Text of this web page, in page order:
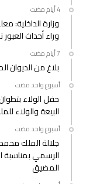
‫‫‫‏‫4 أيام مضت‬
وزارة الداخلية:
وراء أحداث
بلاغ من الديوان
‫‫‫‏‫أسبوع واحد مضت‬
حفل الولاء
البيعة والولاء
‫‫‫‏‫أسبوع واحد مضت‬
جلالة الملك
المضيق